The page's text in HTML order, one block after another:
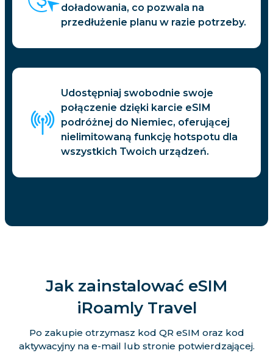
doładowania, co pozwala na
przedłużenie planu w razie potrzeby.
Udostępniaj swobodnie swoje
połączenie dzięki karcie eSIM
podróżnej do Niemiec, oferującej
nielimitowaną funkcję hotspotu dla
wszystkich Twoich urządzeń.
Jak zainstalować eSIM
iRoamly Travel
Po zakupie otrzymasz kod QR eSIM oraz kod
aktywacyjny na e-mail lub stronie potwierdzającej.